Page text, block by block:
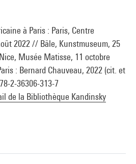
à Paris : Paris, Centre
2022 // Bâle, Kunstmuseum, 25
Musée Matisse, 11 octobre
: Bernard Chauveau, 2022 (cit. et
2-36306-313-7
de la Bibliothèque Kandinsky